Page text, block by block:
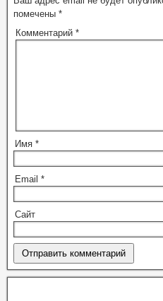
помечены *
Комментарий *
Имя *
Email *
Сайт